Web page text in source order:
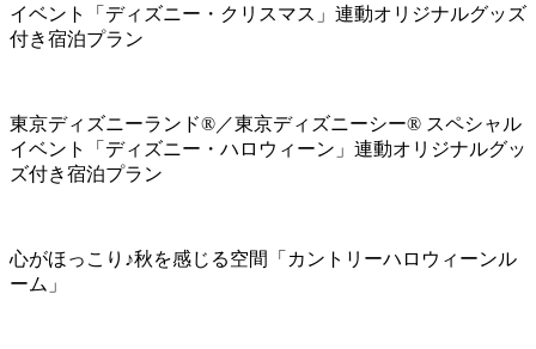
イベント「ディズニー・クリスマス」連動オリジナルグッズ
付き宿泊プラン
東京ディズニーランド®／東京ディズニーシー® スペシャル
イベント「ディズニー・ハロウィーン」連動オリジナルグッ
ズ付き宿泊プラン
心がほっこり♪秋を感じる空間「カントリーハロウィーンル
ーム」